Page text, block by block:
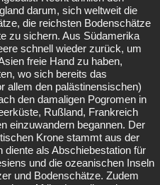
darum, sich weltweit die
die reichsten Bodenschätze
zu sichern. Aus Südamerika
schnell wieder zurück, um
freie Hand zu haben,
wo sich bereits das
allem den palästinensischen)
den damaligen Pogromen in
Rußland, Frankreich
einzuwandern begannen. Der
Krone stammt aus der
diente als Abschiebestation für
und die ozeanischen Inseln
und Bodenschätze. Zudem